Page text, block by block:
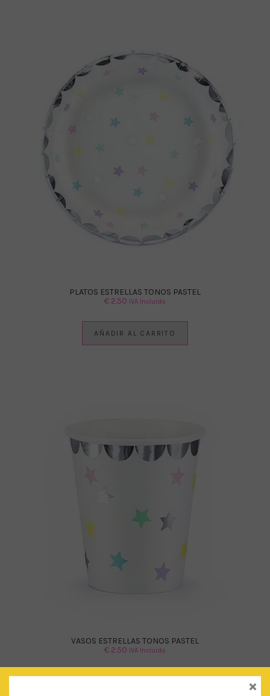
PLATOS ESTRELLAS TONOS PASTEL
€ 2.50 IVA Incluido
AÑADIR AL CARRITO
VASOS ESTRELLAS TONOS PASTEL
€ 2.50 IVA Incluido
×